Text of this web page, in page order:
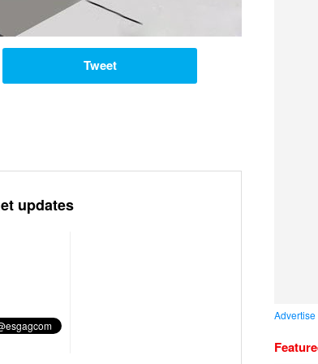
Tweet
updates